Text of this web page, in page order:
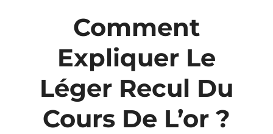
SUIVI KIT POSTAL
Comment
Expliquer Le
Léger Recul Du
Cours De L’or ?